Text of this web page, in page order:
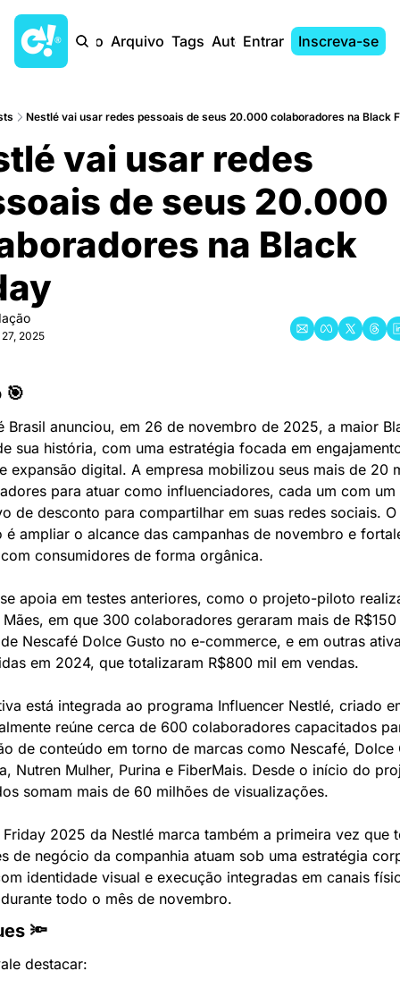
Início Arquivo Tags AutoresEntrar Inscreva-se
Nestlé vai usar redes pessoais de seus 20.000 colaboradores na Black
vai usar redes
de seus 20.000
na Black
2025
🎯
Brasil anunciou, em 26 de novembro de 2025, a maior
sua história, com uma estratégia focada em
expansão digital. A empresa mobilizou seus mais de 20
para atuar como influenciadores, cada um com um
de desconto para compartilhar em suas redes sociais. O
é ampliar o alcance das campanhas de novembro e
consumidores de forma orgânica.
apoia em testes anteriores, como o projeto-piloto
em que 300 colaboradores geraram mais de
Nescafé Dolce Gusto no e-commerce, e em outras
em 2024, que totalizaram R$800 mil em vendas.
está integrada ao programa Influencer Nestlé, criado
reúne cerca de 600 colaboradores capacitados
de conteúdo em torno de marcas como Nescafé, Dolce
Nutren Mulher, Purina e FiberMais. Desde o início do
somam mais de 60 milhões de visualizações.
Friday 2025 da Nestlé marca também a primeira vez que
de negócio da companhia atuam sob uma estratégia
identidade visual e execução integradas em canais
todo o mês de novembro.
🔦
destacar: